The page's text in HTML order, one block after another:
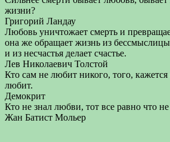
жизни?
Григорий Ландау
Любовь уничтожает смерть и
она же обращает жизнь из
и из несчастья делает счастье.
Лев Николаевич Толстой
Кто сам не любит никого, того,
любит.
Демокрит
Кто не знал любви, тот все равно что
Жан Батист Мольер